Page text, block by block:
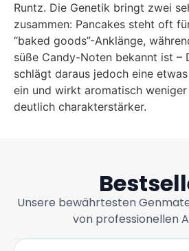
Runtz. Die Genetik bringt zwei
zusammen: Pancakes steht oft
“baked goods”-Anklänge,
süße Candy-Noten bekannt ist –
schlägt daraus jedoch eine
ein und wirkt aromatisch weniger
deutlich charakterstärker.
Unsere bewährtesten
von professionellen